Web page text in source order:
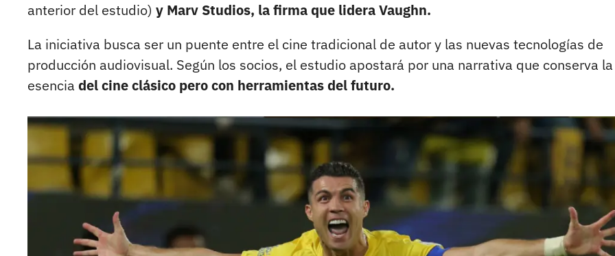
anterior del estudio) y Marv Studios, la firma que lidera Vaughn.
La iniciativa busca ser un puente entre el cine tradicional de autor y las nuevas tecnologías de
producción audiovisual. Según los socios, el estudio apostará por una narrativa que conserva la
esencia del cine clásico pero con herramientas del futuro.